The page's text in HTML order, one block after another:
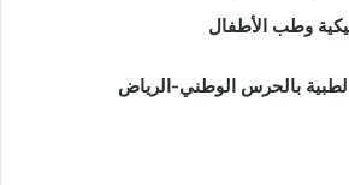
وطب الأطفال
بالحرس الوطني-الرياض